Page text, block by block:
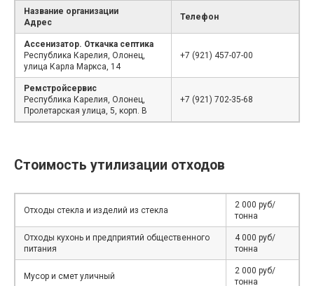
Название организации
Адрес
Телефон
Ассенизатор. Откачка септика
Республика Карелия, Олонец,
улица Карла Маркса, 14
+7 (921) 457-07-00
Ремстройсервис
Республика Карелия, Олонец,
Пролетарская улица, 5, корп. В
+7 (921) 702-35-68
Стоимость утилизации отходов
Отходы стекла и изделий из стекла
2 000 руб/
тонна
Отходы кухонь и предприятий общественного
питания
4 000 руб/
тонна
Мусор и смет уличный
2 000 руб/
тонна